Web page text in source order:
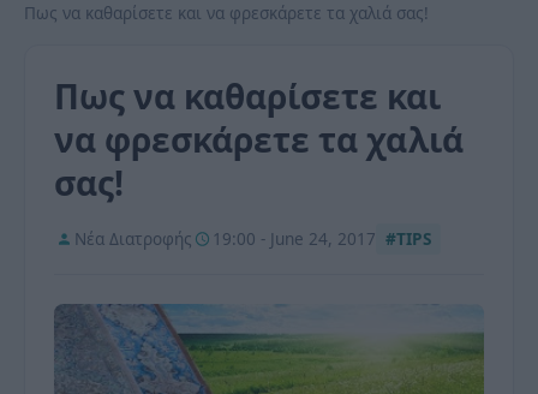
Πως να καθαρίσετε και να φρεσκάρετε τα χαλιά σας!
Πως να καθαρίσετε και
να φρεσκάρετε τα χαλιά
σας!
Νέα Διατροφής 19:00 - June 24, 2017 #TIPS